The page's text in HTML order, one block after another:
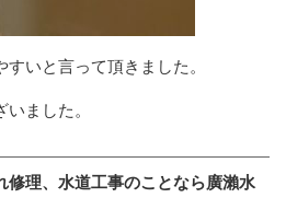
いと言って頂きました。
ました。
修理、水道工事のことなら廣瀨水